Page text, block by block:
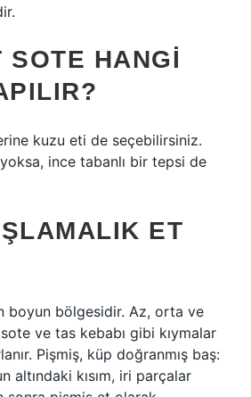
SOTE HANGI
kuzu eti de seçebilirsiniz.
ince tabanlı bir tepsi de
ET
boyun bölgesidir. Az, orta ve
ve tas kebabı gibi kıymalar
Pişmiş, küp doğranmış baş:
altındaki kısım, iri parçalar